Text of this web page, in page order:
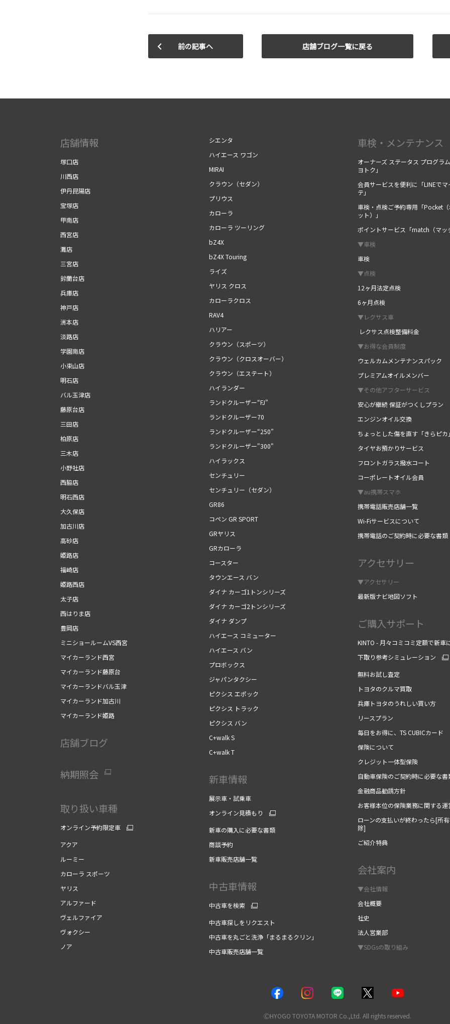
前の記事へ 店舗ブログ一覧に戻る
店舗情報
塚口店
川西店
伊丹昆陽店
宝塚店
甲南店
西宮店
灘店
三宮店
鈴蘭台店
兵庫店
神戸店
洲本店
淡路店
学園南店
小束山店
明石店
バル玉津店
藤原台店
三田店
柏原店
三木店
小野社店
西脇店
明石西店
大久保店
加古川店
高砂店
姫路店
福崎店
姫路西店
太子店
西はりま店
豊岡店
ミニショールームVS西宮
マイカーランド西宮
マイカーランド藤原台
マイカーランドバル玉津
マイカーランド加古川
マイカーランド姫路
店舗ブログ
納期照会
取り扱い車種
オンライン予約限定車
アクア
ルーミー
カローラ スポーツ
ヤリス
アルファード
ヴェルファイア
ヴォクシー
ノア
シエンタ
ハイエース ワゴン
MIRAI
クラウン（セダン）
プリウス
カローラ
カローラ ツーリング
bZ4X
bZ4X Touring
ライズ
ヤリス クロス
カローラクロス
RAV4
ハリアー
クラウン（スポーツ）
クラウン（クロスオーバー）
クラウン（エステート）
ハイランダー
ランドクルーザー“FJ”
ランドクルーザー70
ランドクルーザー“250”
ランドクルーザー"300"
ハイラックス
センチュリー
センチュリー（セダン）
GR86
コペン GR SPORT
GRヤリス
GRカローラ
コースター
タウンエース バン
ダイナ カーゴ1トンシリーズ
ダイナ カーゴ2トンシリーズ
ダイナ ダンプ
ハイエース コミューター
ハイエース バン
プロボックス
ジャパンタクシー
ピクシス エポック
ピクシス トラック
ピクシス バン
C+walk S
C+walk T
新車情報
展示車・試乗車
オンライン見積もり
新車の購入に必要な書類
商談予約
新車販売店舗一覧
中古車情報
中古車を検索
中古車探しをリクエスト
中古車を丸ごと洗浄「まるまるクリン」
中古車販売店舗一覧
車検・メンテナンス
オーナーズ ステータス プログラ
ヨトク」
会員サービスを便利に「LINEでマ
テ」
車検・点検ご予約専用「Pocket
ット）」
ポイントサービス「match（マッ
▼車検
車検
▼点検
12ヶ月法定点検
6ヶ月点検
▼レクサス車
レクサス点検整備料金
▼お得な会員制度
ウェルカムメンテナンスパック
プレミアムオイルメンバー
▼その他アフターサービス
安心が継続 保証がつくしプラン
エンジンオイル交換
ちょっとした傷を直す「きらピカ」
タイヤお預かりサービス
フロントガラス撥水コート
コーポレートオイル会員
▼au携帯スマホ
携帯電話販売店舗一覧
Wi-Fiサービスについて
携帯電話のご契約時に必要な書類
アクセサリー
▼アクセサリー
最新版ナビ地図ソフト
ご購入サポート
KINTO - 月々コミコミ定額で新車
下取り参考シミュレーション
無料お試し査定
トヨタのクルマ買取
兵庫トヨタのうれしい買い方
リースプラン
毎日をお得に、TS CUBICカード
保険について
クレジット一体型保険
自動車保険のご契約時に必要な書
金融商品勧誘方針
お客様本位の保険業務に関する運
ローンの支払いが終わったら[所
除]
ご紹介特典
会社案内
▼会社情報
会社概要
社史
法人営業部
▼SDGsの取り組み
ⒸHYOGO TOYOTA MOTOR Co.,Ltd. All rights reserved.